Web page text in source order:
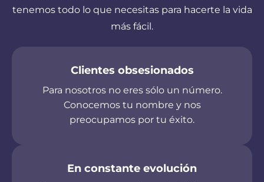
tenemos todo lo que necesitas para hacerte la vida
más fácil.
Clientes obsesionados
Para nosotros no eres sólo un número.
Conocemos tu nombre y nos
preocupamos por tu éxito.
En constante evolución